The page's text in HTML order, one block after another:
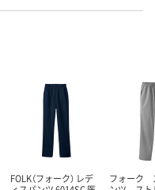
FOLK（フォーク） レデ
フォーク